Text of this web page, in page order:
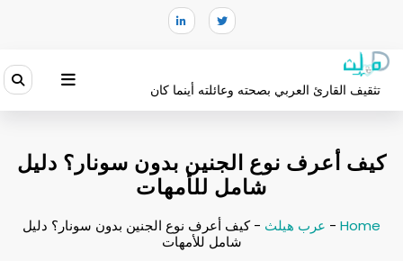
تثقيف القارئ العربي بصحته وعائلته أينما كان
كيف أعرف نوع الجنين بدون سونار؟ دليل
شامل للأمهات
Home
- عرب هيلث -كيف أعرف نوع الجنين بدون سونار؟ دليل
شامل للأمهات